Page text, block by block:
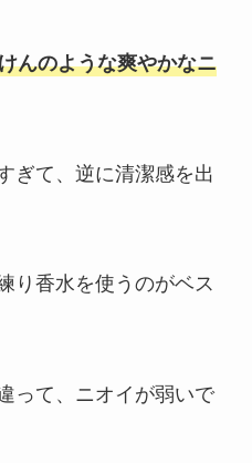
んのような爽やかなニ
ぎて、逆に清潔感を出
り香水を使うのがベス
って、ニオイが弱いで